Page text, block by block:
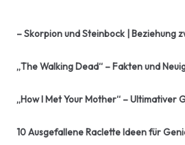
– Skorpion und Steinbock | Beziehung
„The Walking Dead“ – Fakten und
„How I Met Your Mother“ – Ultimativer
10 Ausgefallene Raclette Ideen für